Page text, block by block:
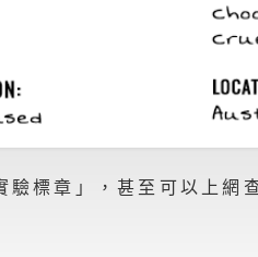
標章」，甚至可以上網